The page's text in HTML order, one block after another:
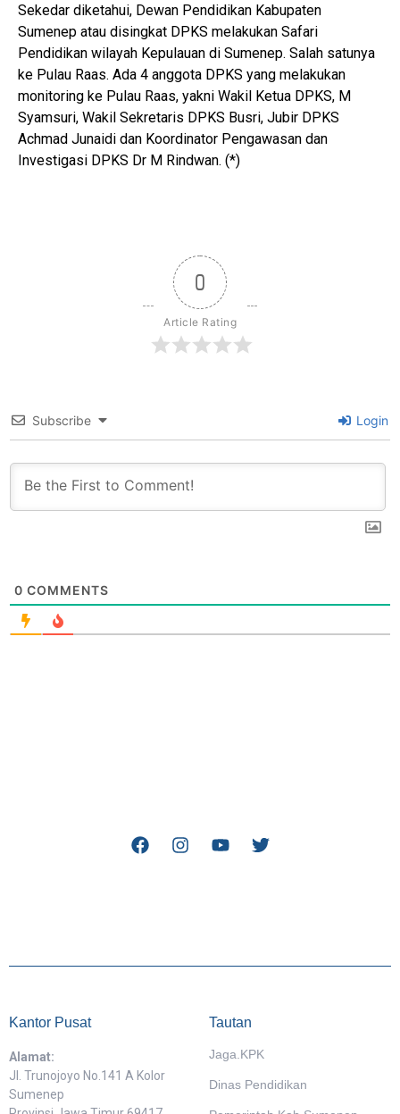
Sekedar diketahui, Dewan Pendidikan Kabupaten
Sumenep atau disingkat DPKS melakukan Safari
Pendidikan wilayah Kepulauan di Sumenep. Salah satunya
ke Pulau Raas. Ada 4 anggota DPKS yang melakukan
monitoring ke Pulau Raas, yakni Wakil Ketua DPKS, M
Syamsuri, Wakil Sekretaris DPKS Busri, Jubir DPKS
Achmad Junaidi dan Koordinator Pengawasan dan
Investigasi DPKS Dr M Rindwan. (*)
0
Article Rating
Subscribe Login
0 COMMENTS
Kantor Pusat
Alamat:
Jl. Trunojoyo No.141 A Kolor
Sumenep
Tautan
Jaga.KPK
Dinas Pendidikan